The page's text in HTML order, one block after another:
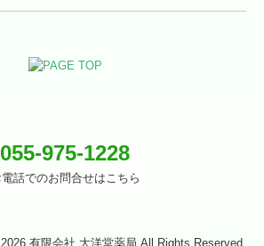
055-975-1228
電話でのお問合せはこちら
有限会社 大洋堂薬局 All Rights Reserved.